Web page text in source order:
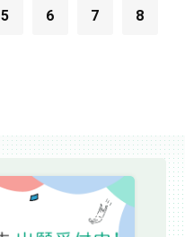
5 6 7 8